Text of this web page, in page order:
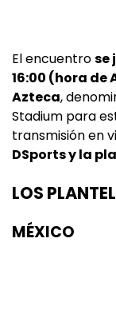
El encuentrose
16:00 (hora
Azteca,
Stadium para
transmisión en
DSports y la
LOS
MÉXICO